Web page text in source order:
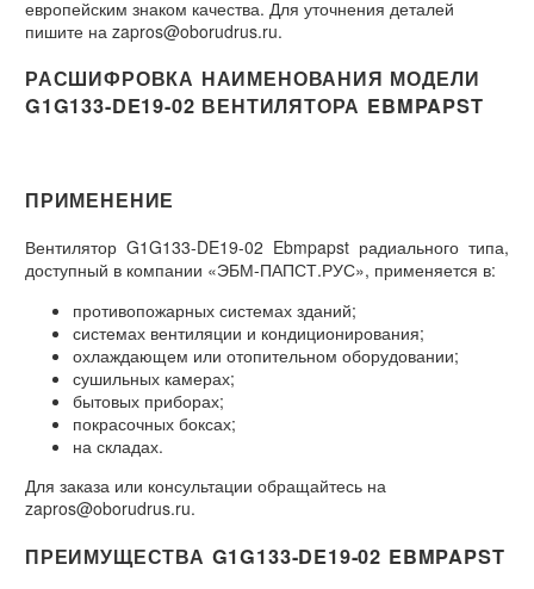
европейским знаком качества. Для уточнения деталей
пишите на zapros@oborudrus.ru.
РАСШИФРОВКА НАИМЕНОВАНИЯ МОДЕЛИ
G1G133-DE19-02 ВЕНТИЛЯТОРА EBMPAPST
ПРИМЕНЕНИЕ
Вентилятор G1G133-DE19-02 Ebmpapst радиального типа,
доступный в компании «ЭБМ-ПАПСТ.РУС», применяется в:
противопожарных системах зданий;
системах вентиляции и кондиционирования;
охлаждающем или отопительном оборудовании;
сушильных камерах;
бытовых приборах;
покрасочных боксах;
на складах.
Для заказа или консультации обращайтесь на
zapros@oborudrus.ru.
ПРЕИМУЩЕСТВА G1G133-DE19-02 EBMPAPST